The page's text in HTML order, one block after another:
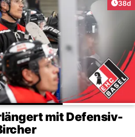
38d
mit Defensiv-